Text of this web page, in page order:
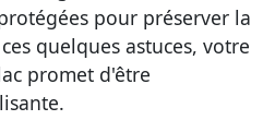
pour préserver la
quelques astuces, votre
promet d'être